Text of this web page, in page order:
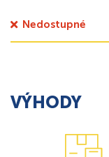
Nedostupné
VÝHODY